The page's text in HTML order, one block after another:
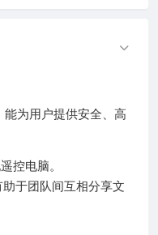
为用户提供安全、高
控电脑。
于团队间互相分享文